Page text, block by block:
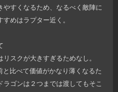
すくなるため、なるべく敵陣に
めはラプター近く。
スクが大きすぎるためなし。
比べて価値がかなり薄くなるた
ゴンは２つまでは渡してもそこ